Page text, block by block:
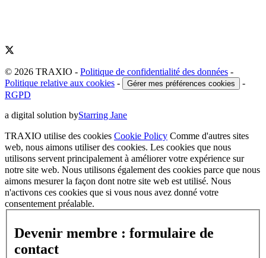
© 2026 TRAXIO - Politique de confidentialité des données -
Politique relative aux cookies - Gérer mes préférences cookies
-
RGPD
a digital solution byStarring Jane
TRAXIO utilise des cookies Cookie Policy Comme d'autres sites
web, nous aimons utiliser des cookies. Les cookies que nous
utilisons servent principalement à améliorer votre expérience sur
notre site web. Nous utilisons également des cookies parce que nous
aimons mesurer la façon dont notre site web est utilisé. Nous
n'activons ces cookies que si vous nous avez donné votre
consentement préalable.
Devenir membre : formulaire de
contact